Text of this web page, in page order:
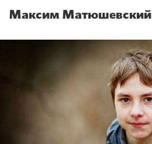
Максим Матюшевский